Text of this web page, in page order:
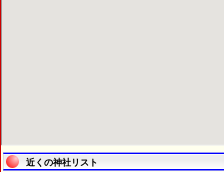
近くの神社リスト